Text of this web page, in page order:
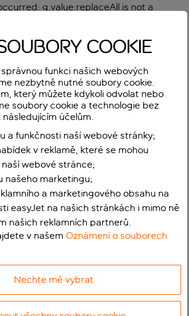
g.value.replaceAll is not a
COOKIE
funkci našich webových
nezbytně nutné soubory cookie.
který můžete kdykoli odvolat nebo
soubory cookie a technologie bez
účelům.
a funkčnosti naší webové stránky;
v reklamě, které se mohou
webové stránce;
našeho marketingu;
a marketingového obsahu na
easyJet na našich stránkách i mimo ně
našich reklamních partnerů.
v našemOznámení o souborech
Nechte mě vybrat